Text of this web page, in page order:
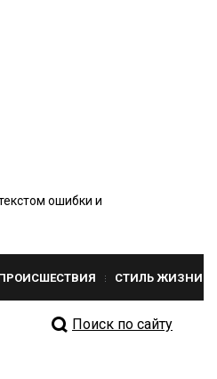
ошибки и
СТИЛЬ ЖИЗНИ
Поиск по сайту